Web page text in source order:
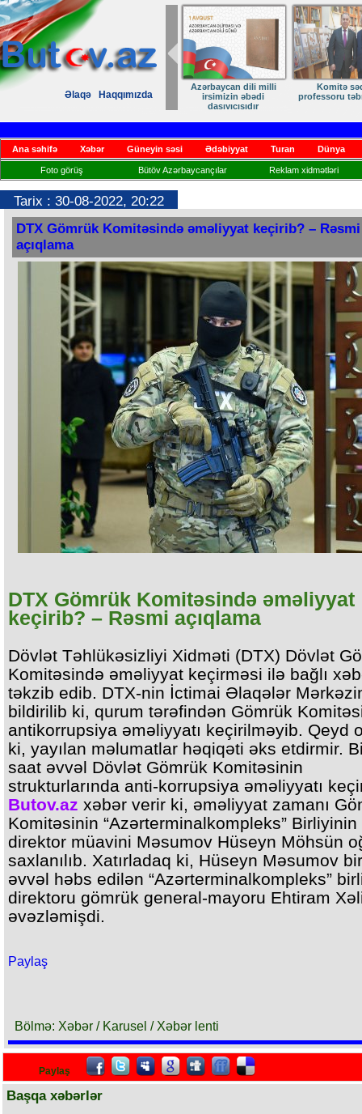
Əlaqə Haqqımızda
ANA DİLİMİZ – MİLLİ
KİMLİYİMİZDİR
Ruhumuzun
Ana səhifə Xəbər Güneyin səsi Ədəbiyyat Turan Dünya
Foto görüş Bütöv Azərbaycançılar Reklam xidmətləri
Tarix : 30-08-2022, 20:22
DTX Gömrük Komitəsində əməliyyat keçirib? – Rəsmi
açıqlama
DTX Gömrük Komitəsində əməliyyat
keçirib? – Rəsmi açıqlama
Dövlət Təhlükəsizliyi Xidməti (DTX) Dövlət
Komitəsində əməliyyat keçirməsi ilə bağlı
təkzib edib. DTX-nin İctimai Əlaqələr
bildirilib ki, qurum tərəfindən Gömrük
antikorrupsiya əməliyyatı keçirilməyib. Qeyd
ki, yayılan məlumatlar həqiqəti əks etdirmir.
saat əvvəl Dövlət Gömrük Komitəsinin
strukturlarında anti-korrupsiya əməliyyatı
Butov.az xəbər verir ki, əməliyyat zamanı
Komitəsinin “Azərterminalkompleks” Birliyinin
direktor müavini Məsumov Hüseyn Möhsün
saxlanılıb. Xatırladaq ki, Hüseyn Məsumov
əvvəl həbs edilən “Azərterminalkompleks”
direktoru gömrük general-mayoru Ehtiram
əvəzləmişdi.
Paylaş
Bölmə: Xəbər / Karusel / Xəbər lenti
Paylaş
Başqa xəbərlər